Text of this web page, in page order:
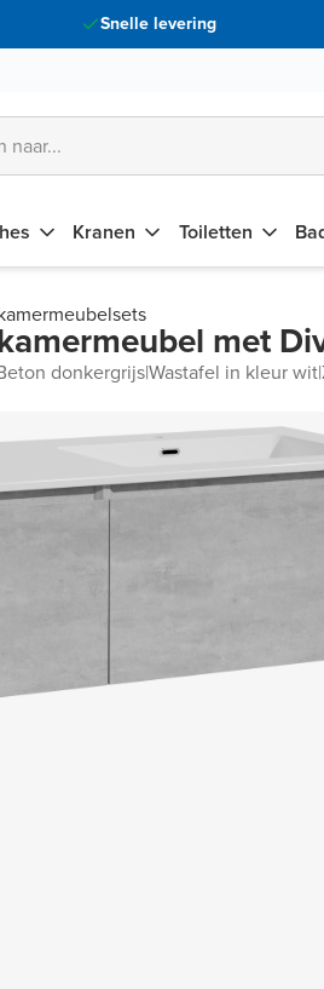
Snelle levering
Kranen Toiletten
met
donkergrijs|Wastafel in kleur wit|